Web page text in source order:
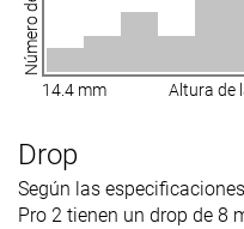
14.4 mm Altura de
Drop
Según las
Pro 2 tienen un drop de 8